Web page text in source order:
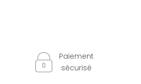
Paiement
sécurisé